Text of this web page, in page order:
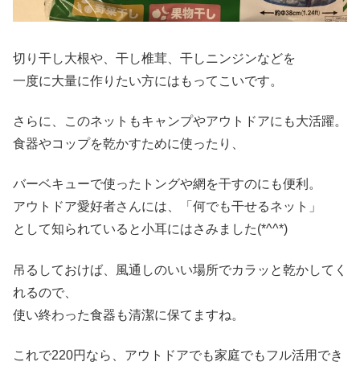
切り干し大根や、干し椎茸、干しニンジンなどを
一度に大量に作りたい方にはもってこいです。
さらに、このネットもキャンプやアウトドアにも大活躍。
食器やコップを乾かすために使ったり、
バーベキューで使ったトングや網を干すのにも便利。
アウトドア愛好者さんには、「何でも干せるネット」
として知られていると小耳にはさみました(*^^*)
吊るしておけば、風通しのいい場所でカラッと乾かしてく
れるので、
使い終わった食器も清潔に保てますね。
これで220円なら、アウトドアでも家庭でもフル活用でき